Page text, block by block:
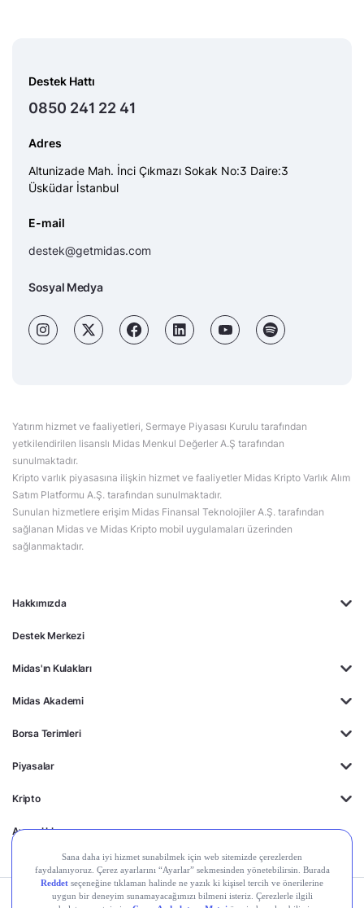
Hakkımızda
Destek Merkezi
Midas'ın Kulakları
Midas Akademi
Borsa Terimleri
Piyasalar
Kripto
Ayrıcalıklar
Destek Hattı
0850 241 22 41
Adres
Altunizade Mah. İnci Çıkmazı Sokak No:3 Daire:3
Üsküdar İstanbul
E-mail
destek@getmidas.com
Sosyal Medya
Yatırım hizmet ve faaliyetleri, Sermaye Piyasası Kurulu tarafından
yetkilendirilen lisanslı Midas Menkul Değerler A.Ş tarafından
sunulmaktadır.
Kripto varlık piyasasına ilişkin hizmet ve faaliyetler Midas Kripto Varlık Alım
Satım Platformu A.Ş. tarafından sunulmaktadır.
Sunulan hizmetlere erişim Midas Finansal Teknolojiler A.Ş. tarafından
sağlanan Midas ve Midas Kripto mobil uygulamaları üzerinden
sağlanmaktadır.